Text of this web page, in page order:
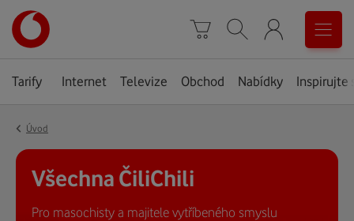
stránka
Košík Vyhledávání Menu
Tarify Internet Televize Obchod Nabídky Inspirujte
‹ Úvod
Všechna ČiliChili
Pro masochisty a majitele vytříbeného smyslu